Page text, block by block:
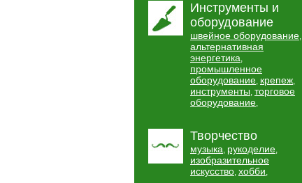
Инструменты и
оборудование
швейное оборудование,
альтернативная
энергетика,
промышленное
оборудование, крепеж,
инструменты, торговое
оборудование,
Творчество
музыка, рукоделие,
изобразительное
искусство, хобби,